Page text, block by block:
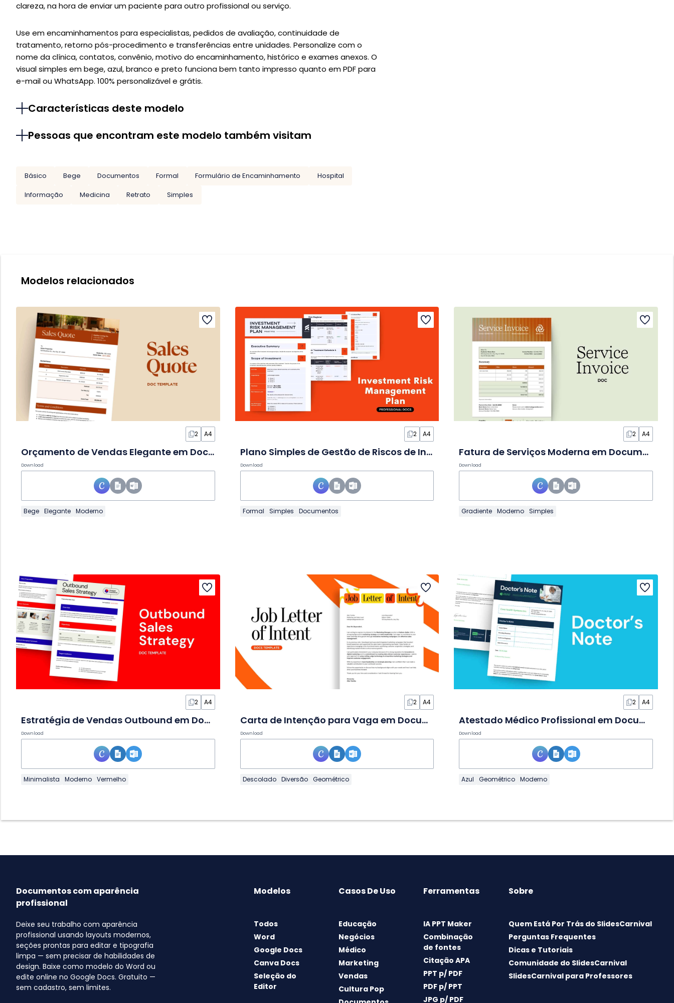
clareza, na hora de enviar um paciente para outro profissional ou serviço.
Use em encaminhamentos para especialistas, pedidos de avaliação, continuidade de
tratamento, retorno pós-procedimento e transferências entre unidades. Personalize com o
nome da clínica, contatos, convênio, motivo do encaminhamento, histórico e exames anexos. O
visual simples em bege, azul, branco e preto funciona bem tanto impresso quanto em PDF para
e-mail ou WhatsApp. 100% personalizável e grátis.
Características deste modelo
Pessoas que encontram este modelo também visitam
Básico Bege Documentos Formal Formulário de Encaminhamento
Hospital
Informação
Medicina Retrato Simples
Modelos relacionados
2 A4
Orçamento de Vendas Elegante em Documento
Download
Bege Elegante Moderno
2 A4
Plano Simples de Gestão de Riscos de Investimento em Documento
Download
Formal Simples Documentos
2 A4
Fatura de Serviços Moderna em Documento
Download
Gradiente Moderno Simples
2 A4
Estratégia de Vendas Outbound em Documento
Download
Minimalista Moderno Vermelho
2 A4
Carta de Intenção para Vaga em Documento
Download
Descolado Diversão Geométrico
2 A4
Atestado Médico Profissional em Documento
Download
Azul Geométrico Moderno
Documentos com aparência
profissional
Deixe seu trabalho com aparência
profissional usando layouts modernos,
seções prontas para editar e tipografia
limpa — sem precisar de habilidades de
design. Baixe como modelo do Word ou
edite online no Google Docs. Gratuito —
sem cadastro, sem limites.
Modelos
Todos
Word
Google Docs
Canva Docs
Seleção do
Editor
Casos De Uso
Educação
Negócios
Médico
Marketing
Vendas
Cultura Pop
Ferramentas
IA PPT Maker
Combinação
de fontes
Citação APA
PPT p/ PDF
PDF p/ PPT
JPG p/ PDF
Sobre
Quem Está Por Trás do SlidesCarnival
Perguntas Frequentes
Dicas e Tutoriais
Comunidade do SlidesCarnival
SlidesCarnival para Professores